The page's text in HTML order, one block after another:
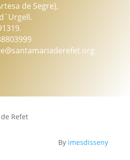
de Segre),
Refet
By imesdisseny